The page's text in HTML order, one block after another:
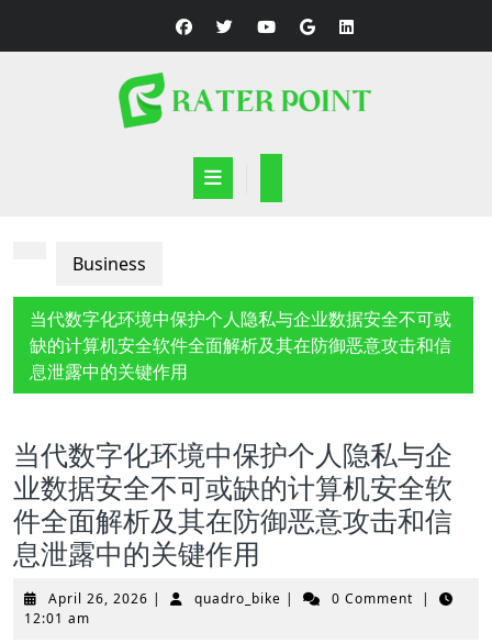
Business
当代数字化环境中保护个人隐私与企业数据安全不可或
缺的计算机安全软件全面解析及其在防御恶意攻击和信
息泄露中的关键作用
当代数字化环境中保护个人隐私与企
业数据安全不可或缺的计算机安全软
件全面解析及其在防御恶意攻击和信
息泄露中的关键作用
April 26, 2026 April
| quadro_bike quadro_bike
| 0 Comment
|
12:01 am